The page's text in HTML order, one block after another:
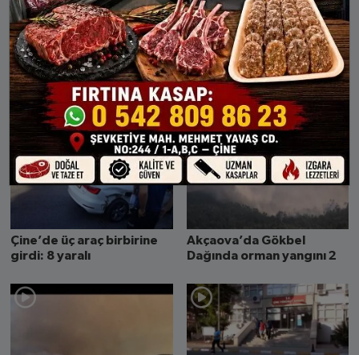
Mülteciler, İtalya yerine
Akçaova Mahallesine geldi
Evciler’de 800 Adet
Saman Balyası Yandı
Çine’de üç araç birbirine
girdi: 8 yaralı
Akçaova’da Gökbel
Dağında orman yangını 2